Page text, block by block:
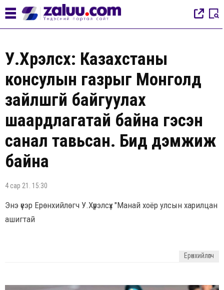
У.Хүрэлсүх: Казахстаны
консулын газрыг Монголд
зайлшгүй байгуулах
шаардлагатай байна гэсэн
санал тавьсан. Бид дэмжиж
байна
4 сар 21. 15:30
Энэ үеэр Ерөнхийлөгч У.Хүрэлсүх "Манай хоёр улсын харилцан
ашигтай
Ерөнхийлөгч